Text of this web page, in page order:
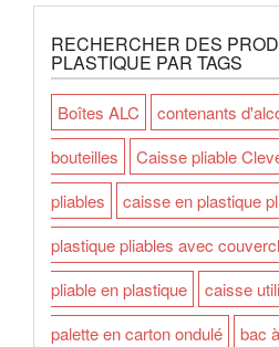
RECHERCHER DES
PLASTIQUE PAR TAGS
Boîtes ALC contenants
bouteilles
Caisse pliable
pliables
caisse en plastique
plastique pliables avec
pliable en plastique
caisse
palette en carton ondulé
bac